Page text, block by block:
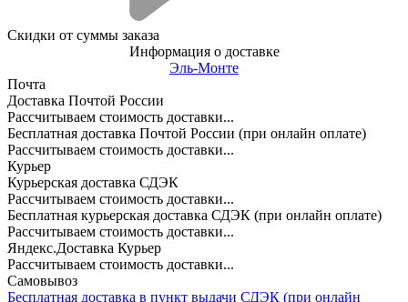
Скидки от суммы заказа
Информация о доставке
Эль-Монте
Почта
Доставка Почтой России
Рассчитываем стоимость доставки...
Бесплатная доставка Почтой России (при онлайн оплате)
Рассчитываем стоимость доставки...
Курьер
Курьерская доставка СДЭК
Рассчитываем стоимость доставки...
Бесплатная курьерская доставка СДЭК (при онлайн оплате)
Рассчитываем стоимость доставки...
Яндекс.Доставка Курьер
Рассчитываем стоимость доставки...
Самовывоз
Бесплатная доставка в пункт выдачи СДЭК (при онлайн